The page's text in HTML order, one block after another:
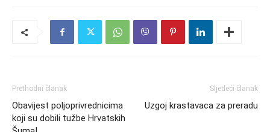
Prethodni članak
Obavijest poljoprivrednicima
koji su dobili tužbe Hrvatskih
Sljedeći članak
Uzgoj krastavaca za preradu